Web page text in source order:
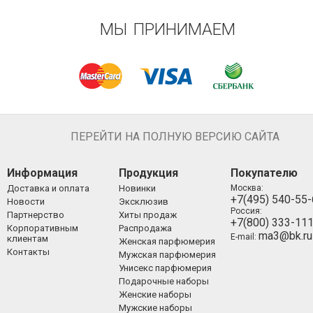
МЫ ПРИНИМАЕМ
ПЕРЕЙТИ НА ПОЛНУЮ ВЕРСИЮ САЙТА
Информация
Доставка и оплата
Новости
Партнерство
Корпоративным
клиентам
Контакты
Продукция
Новинки
Эксклюзив
Хиты продаж
Распродажа
Женская парфюмерия
Мужская парфюмерия
Унисекс парфюмерия
Подарочные наборы
Женские наборы
Мужские наборы
Покупателю
Москва:
+7(495) 540-
Россия:
+7(800) 333-
E-mail: ma3@bk.ru